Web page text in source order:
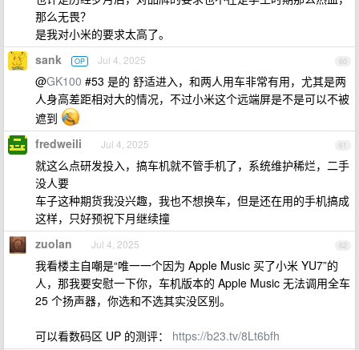
那么无畏？
是我对小米的要求太高了。
60
sank OP Jul 4, 2025
@GK100 #53 是的 舒适进入，和两人用车非常有用，尤其是两
人身高差距相对大的情况，不过小米这个远端屏是不是可以不被
遮到
61
fredweili Jul 4, 2025
就这么点研发投入，搞车机就不管手机了，系统维护稀烂，二手
没人要
车子这种期货我没兴趣，我也不想换车，但是还在用的手机搞成
这样，只好预祝下月继续撞
62
zuolan Jul 4, 2025
我看楼主自嘲是“唯一一个因为 Apple Music 买了小米 YU7”的
人，那我要安慰一下你，车机版本的 Apple Music 无法调用全车
25 个扬声器，你选和不选其实没区别。
可以看数码区 UP 的测评： https://b23.tv/8Lt6bfh